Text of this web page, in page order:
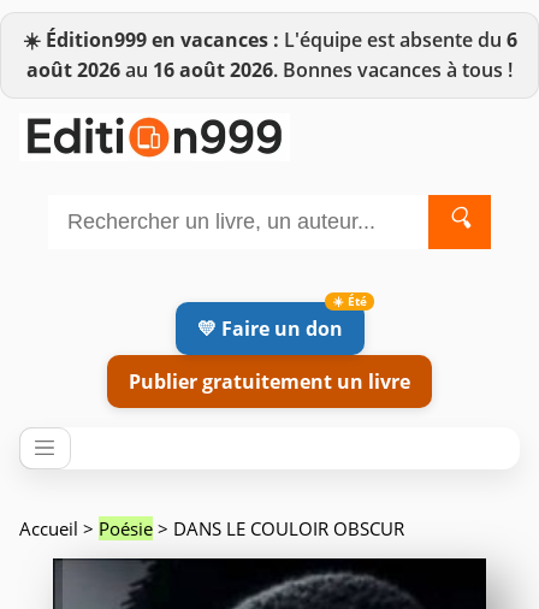
☀️ Édition999 en vacances : L'équipe est absente du 6
août 2026au 16 août 2026. Bonnes vacances à tous !
🔍
💛 Faire un don
Publier gratuitement un livre
Accueil > Poésie > DANS LE COULOIR OBSCUR